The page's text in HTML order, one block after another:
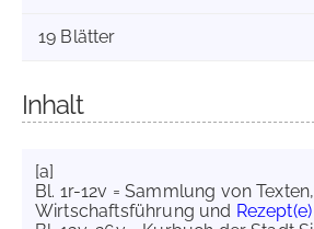
19 Blätter
Inhalt
[a]
Bl. 1r-12v = Sammlung von
Wirtschaftsführung und Rezept(e)